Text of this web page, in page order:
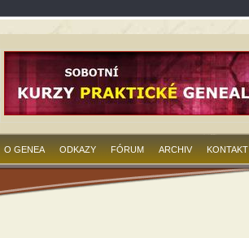
O GENEA ODKAZY FÓRUM ARCHIV KONTAKT